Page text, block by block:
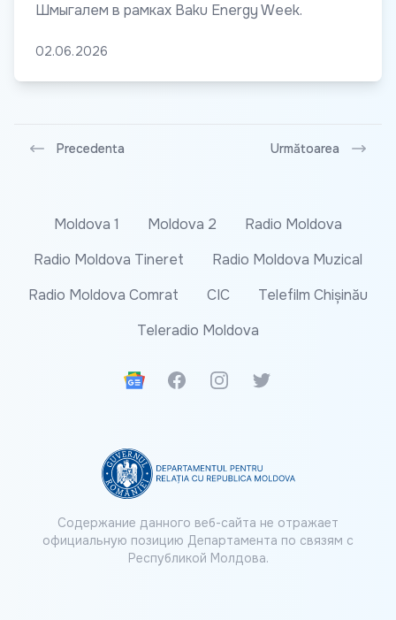
Шмыгалем в рамках Baku Energy Week.
02.06.2026
Precedenta Următoarea
Moldova 1 Moldova 2
Radio Moldova
Radio Moldova Tineret
Radio Moldova Muzical
Radio Moldova Comrat
CIC
Telefilm Chișinău
Teleradio Moldova
Google News
FacebookInstagramTwitter
Содержание данного веб-сайта не отражает
официальную позицию Департамента по связям с
Республикой Молдова.